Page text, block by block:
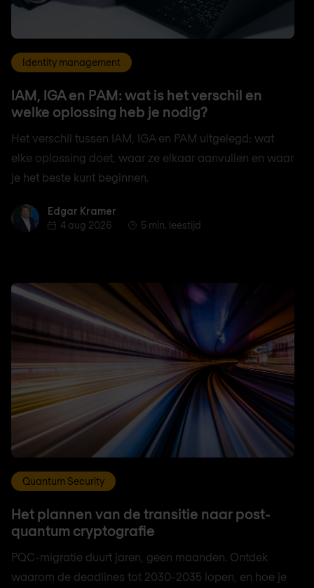
Identity management
IAM, IGA en PAM: wat is het verschil en
welke oplossing heb je nodig?
Het verschil tussen IAM, IGA en PAM uitgelegd: wat
elke oplossing doet, waar ze elkaar aanvullen en waar
je het beste kunt beginnen.
Edgar KramerEdgar Kramer
4 aug 2026
5 min. leestijd
Quantum Security
Het plannen van de transitie naar post-
quantum cryptografie
PQC-migratie duurt jaren, geen maanden. Ontdek
waarom de deadlines tot 2030-2035 lopen, en hoe je